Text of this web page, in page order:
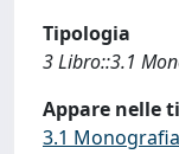
Tipologia
3 Libro::3.1
Appare nelle
3.1